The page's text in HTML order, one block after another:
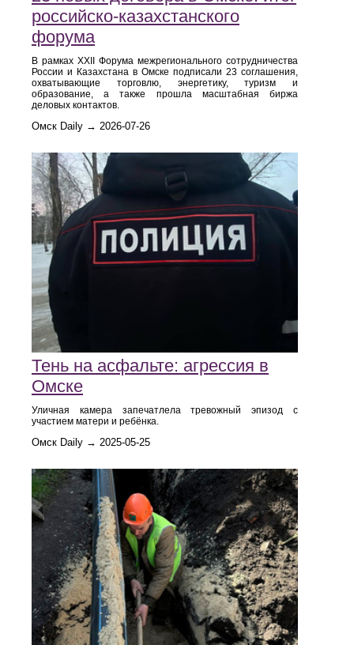
российско‑казахстанского
форума
В рамках XXII Форума межрегионального сотрудничества
России и Казахстана в Омске подписали 23 соглашения,
охватывающие торговлю, энергетику, туризм и
образование, а также прошла масштабная биржа
деловых контактов.
Омск Daily → 2026-07-26
Тень на асфальте: агрессия в
Омске
Уличная камера запечатлела тревожный эпизод с
участием матери и ребёнка.
Омск Daily → 2025-05-25